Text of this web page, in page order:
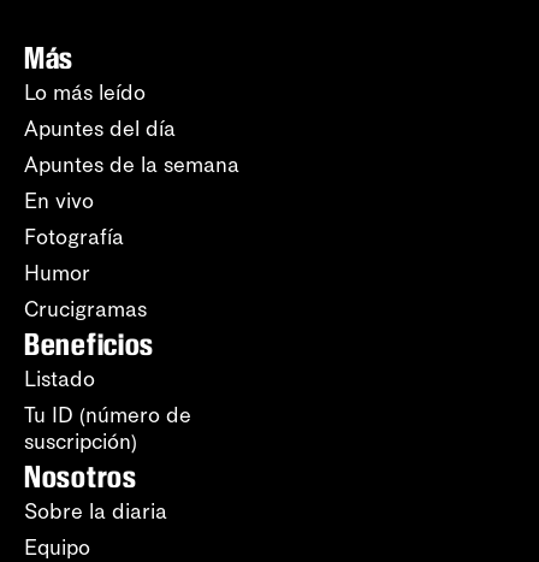
Más
Lo más leído
Apuntes del día
Apuntes de la semana
En vivo
Fotografía
Humor
Crucigramas
Beneficios
Listado
Tu ID (número de
suscripción)
Nosotros
Sobre la diaria
Equipo